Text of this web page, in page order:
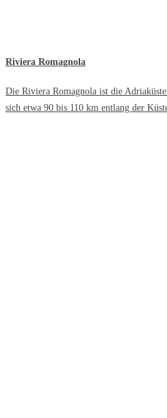
Riviera Romagnola
Die Riviera Romagnola ist die
sich etwa 90 bis 110 km entlang der